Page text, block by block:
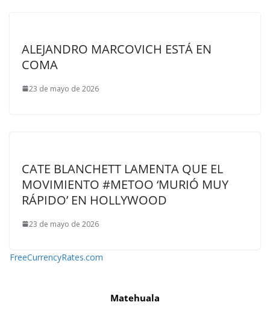
ALEJANDRO MARCOVICH ESTÁ EN
COMA
23 de mayo de 2026
CATE BLANCHETT LAMENTA QUE EL
MOVIMIENTO #METOO ‘MURIÓ MUY
RÁPIDO’ EN HOLLYWOOD
23 de mayo de 2026
FreeCurrencyRates.com
Matehuala